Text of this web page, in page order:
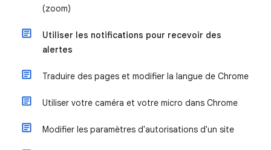
(zoom)
Utiliser les notifications pour recevoir des
alertes
Traduire des pages et modifier la langue de Chrome
Utiliser votre caméra et votre micro dans Chrome
Modifier les paramètres d'autorisations d'un site